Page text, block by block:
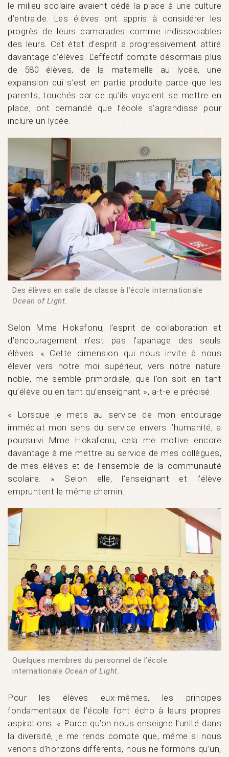
le milieu scolaire avaient cédé la place à une culture
d’entraide. Les élèves ont appris à considérer les
progrès de leurs camarades comme indissociables
des leurs. Cet état d’esprit a progressivement attiré
davantage d’élèves. L’effectif compte désormais plus
de 580 élèves, de la maternelle au lycée, une
expansion qui s’est en partie produite parce que les
parents, touchés par ce qu’ils voyaient se mettre en
place, ont demandé que l’école s’agrandisse pour
inclure un lycée.
Des élèves en salle de classe à l’école internationale
Ocean of Light.
Selon Mme Hokafonu, l’esprit de collaboration et
d’encouragement n’est pas l’apanage des seuls
élèves. « Cette dimension qui nous invite à nous
élever vers notre moi supérieur, vers notre nature
noble, me semble primordiale, que l’on soit en tant
qu’élève ou en tant qu’enseignant », a-t-elle précisé.
« Lorsque je mets au service de mon entourage
immédiat mon sens du service envers l’humanité, a
poursuivi Mme Hokafonu, cela me motive encore
davantage à me mettre au service de mes collègues,
de mes élèves et de l’ensemble de la communauté
scolaire. » Selon elle, l’enseignant et l’élève
empruntent le même chemin.
Quelques membres du personnel de l’école
internationale Ocean of Light.
Pour les élèves eux-mêmes, les principes
fondamentaux de l’école font écho à leurs propres
aspirations. « Parce qu’on nous enseigne l’unité dans
la diversité, je me rends compte que, même si nous
venons d’horizons différents, nous ne formons qu’un,